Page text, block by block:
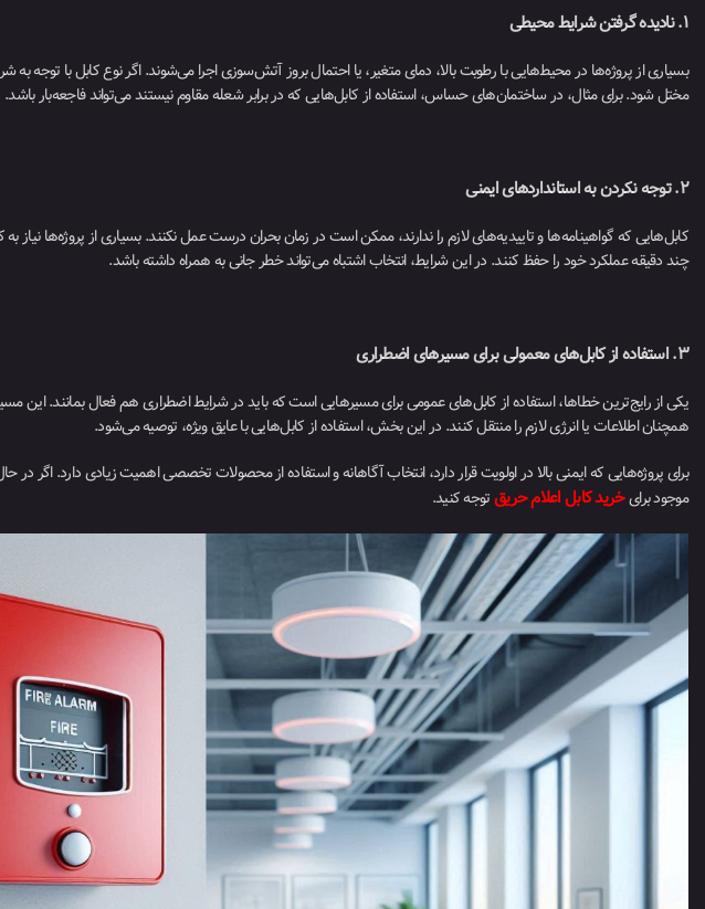
۱. نادیده گرفتن شرایط محیطی
بسیاری از پروژه‌ها در محیط‌هایی با رطوبت بالا، دمای متغیر، یا احتمال بروز آتش‌سوزی اجرا می‌شوند. اگر نوع کابل با
مختل شود. برای مثال، در ساختمان‌های حساس، استفاده از کابل‌هایی که در برابر شعله مقاوم نیستند می‌تواند فاجعه‌بار باشد.
۲. توجه نکردن به استانداردهای ایمنی
کابل‌هایی که گواهینامه‌ها و تاییدیه‌های لازم را ندارند، ممکن است در زمان بحران درست عمل نکنند. بسیاری از پروژه‌ها نیاز
چند دقیقه عملکرد خود را حفظ کنند. در این شرایط، انتخاب اشتباه می‌تواند خطر جانی به همراه داشته باشد.
۳. استفاده از کابل‌های معمولی برای مسیرهای اضطراری
یکی از رایج‌ترین خطاها، استفاده از کابل‌های عمومی برای مسیرهایی است که باید در شرایط اضطراری هم فعال بمانند.
همچنان اطلاعات یا انرژی لازم را منتقل کنند. در این بخش، استفاده از کابل‌هایی با عایق ویژه، توصیه می‌شود.
برای پروژه‌هایی که ایمنی بالا در اولویت قرار دارد، انتخاب آگاهانه و استفاده از محصولات تخصصی اهمیت زیادی دارد. اگر
موجود برایخرید کابل اعلام حریقتوجه کنید.